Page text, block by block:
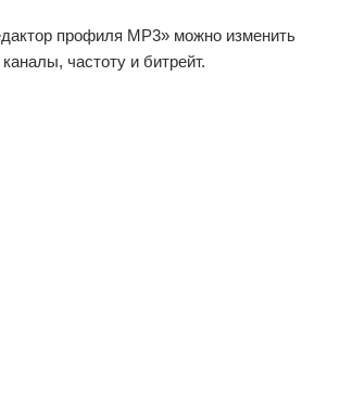
профиля MP3» можно изменить
каналы, частоту и битрейт.